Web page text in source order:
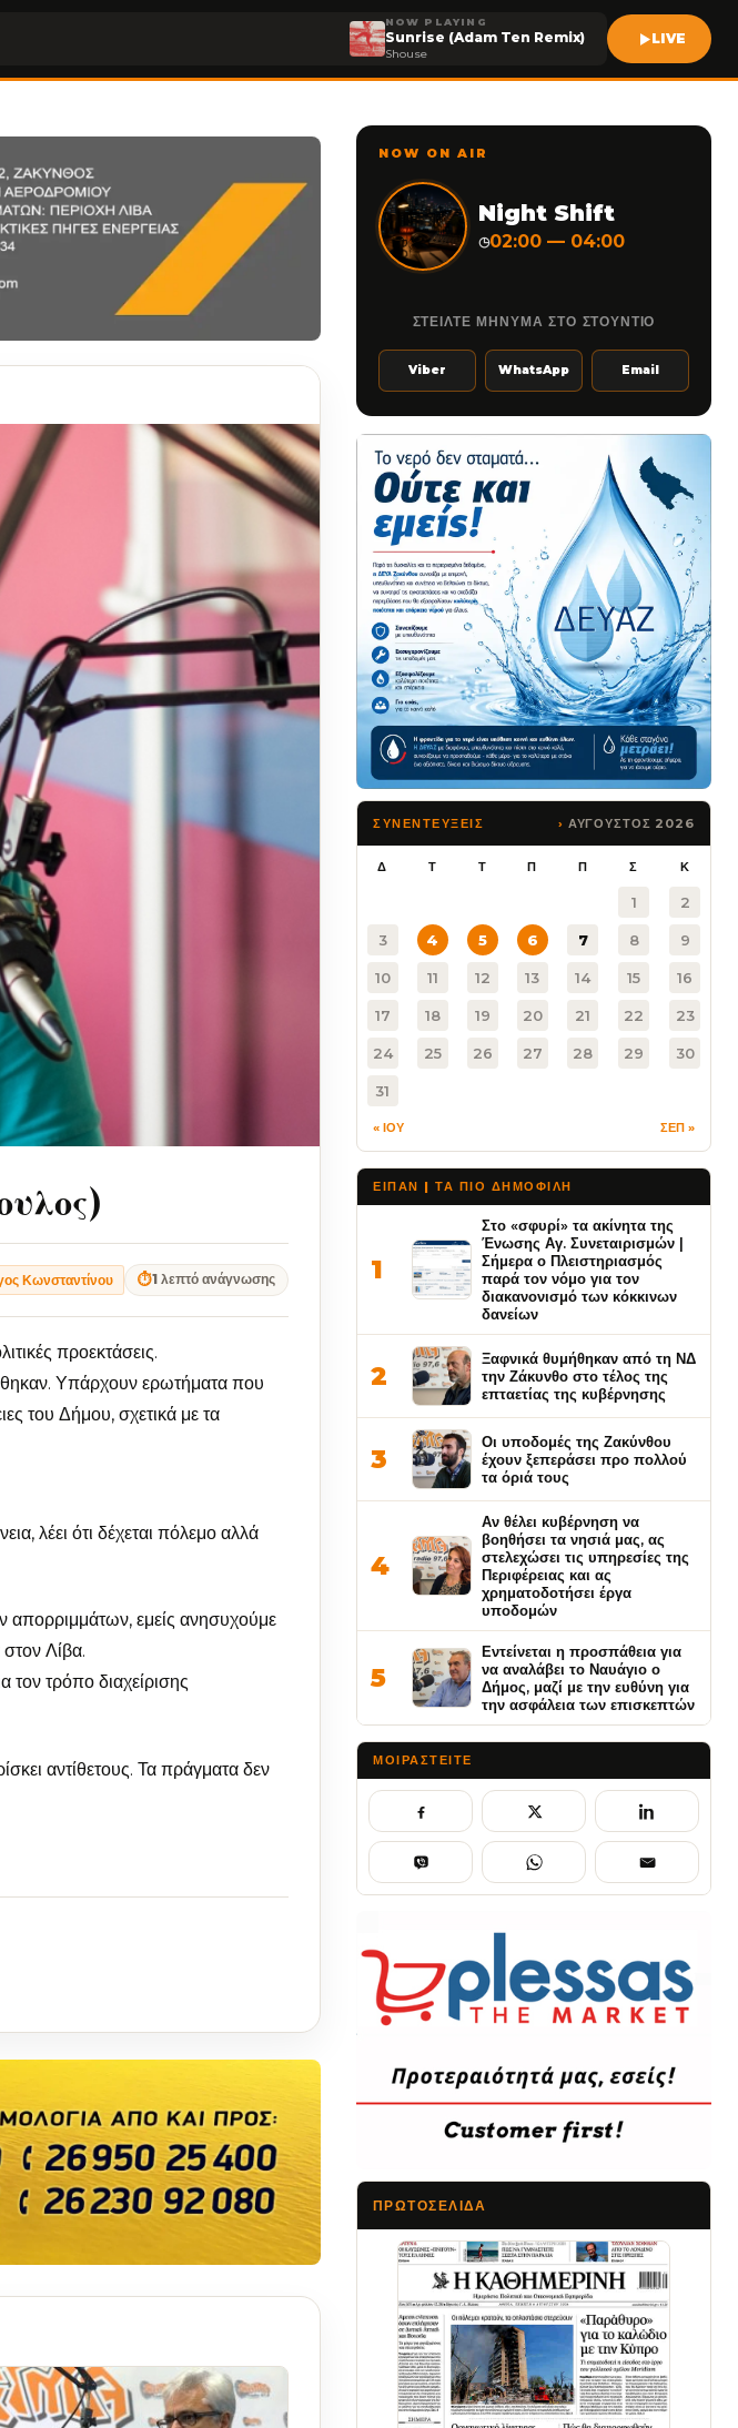
NOW PLAYING
Sunrise (Adam Ten Remix)
Shouse
LIVE
Κωνσταντίνου ⏱1 λεπτό ανάγνωσης
προεκτάσεις.
Υπάρχουν ερωτήματα που
του Δήμου, σχετικά με τα
λέει ότι δέχεται πόλεμο αλλά
απορριμμάτων, εμείς ανησυχούμε
στον Λίβα.
τρόπο διαχείρισης
αντίθετους. Τα πράγματα δεν
NOW ON AIR
Night Shift
◷02:00 — 04:00
ΣΤΕΙΛΤΕ ΜΗΝΥΜΑ ΣΤΟ ΣΤΟΥΝΤΙΟ
Viber WhatsApp Email
ΣΥΝΕΝΤΕΥΞΕΙΣ ΑΥΓΟΥΣΤΟΣ 2026
Δ Τ Τ Π Π Σ Κ
1 2
3 4 5 6 7 8 9
10 11 12 13 14 15 16
17 18 19 20 21 22 23
24 25 26 27 28 29 30
31
« ΙΟΥ ΣΕΠ »
ΕΙΠΑΝ | ΤΑ ΠΙΟ ΔΗΜΟΦΙΛΉ
1
Στο «σφυρί» τα ακίνητα της
Ένωσης Αγ. Συνεταιρισμών |
Σήμερα ο Πλειστηριασμός
παρά τον νόμο για τον
διακανονισμό των κόκκινων
δανείων
2
Ξαφνικά θυμήθηκαν από τη ΝΔ
την Ζάκυνθο στο τέλος της
επταετίας της κυβέρνησης
3
Οι υποδομές της Ζακύνθου
έχουν ξεπεράσει προ πολλού
τα όριά τους
4
Αν θέλει κυβέρνηση να
βοηθήσει τα νησιά μας, ας
στελεχώσει τις υπηρεσίες της
Περιφέρειας και ας
χρηματοδοτήσει έργα
υποδομών
5
Εντείνεται η προσπάθεια για
να αναλάβει το Ναυάγιο ο
Δήμος, μαζί με την ευθύνη για
την ασφάλεια των επισκεπτών
ΜΟΙΡΑΣΤΕΊΤΕ
ΠΡΩΤΟΣΈΛΙΔΑ